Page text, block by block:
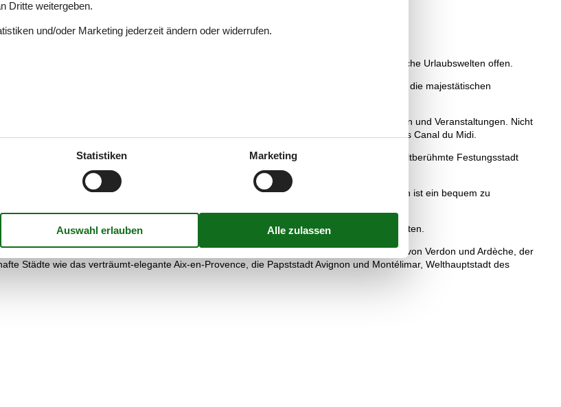
weit im Osten ein Apartment in Südfrankreich buchen, stehen Ihnen ganz unterschiedliche Urlaubswelten offen.
anderem exquisiten Hochgebirgsurlaub: Die wilden Pyrenäen türmen sich an der einen, die majestätischen
Die frühere Hauptstadt des Königreichs Mallorca glänzt mit prächtigen Bauwerken, Museen und Veranstaltungen. Nicht
prägen die Wasser der Garonne und des hier beginnenden UNESCO-Weltkulturerbes Canal du Midi.
insgesamt gut aufgehoben. Dieser durchfließt auf halber Strecke zum Mittelmeer die weltberühmte Festungsstadt
Sehenswürdigkeiten ist.
und Salzwiesenland mit seinen rosa Flamingos, weißen Pferden und schwarzen Rindern ist ein bequem zu
Badestrände versprechen erholsamen Familienurlaub.
goldrichtig. Wer es mondän mag, wählt hierfür die Côte d’Azur mit ihren Nobelbadeorten.
der Provence sowie einzigartige Naturschauplätze, etwa die Flussschluchten von Verdon und Ardèche, der
Städte wie das verträumt-elegante Aix-en-Provence, die Papststadt Avignon und Montélimar, Welthauptstadt des
Dritte weitergeben.
und/oder Marketing jederzeit ändern oder widerrufen.
Statistiken Marketing